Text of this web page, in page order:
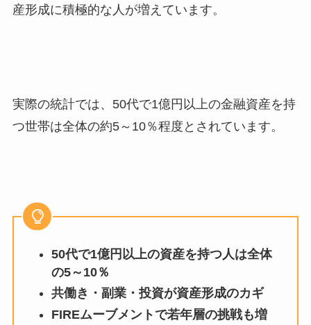
産形成に積極的な人が増えています。
実際の統計では、50代で1億円以上の金融資産を持
つ世帯は全体の約5～10％程度とされています。
50代で1億円以上の資産を持つ人は全体
の5～10％
共働き・副業・投資が資産形成のカギ
FIREムーブメントで若年層の挑戦も増